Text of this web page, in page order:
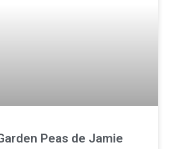
Peas de Jamie